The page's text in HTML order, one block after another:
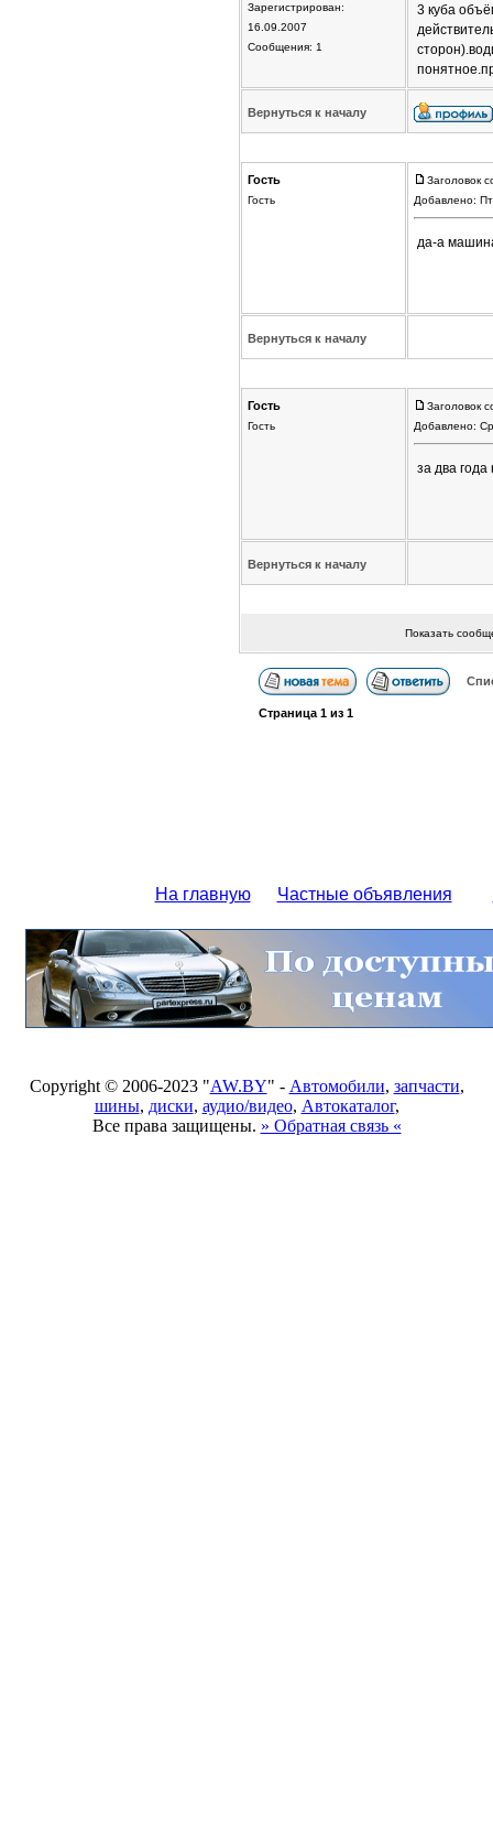
Зарегистрирован:
16.09.2007
Сообщения: 1
3 куба
Вернуться к началу
Гость
Гость
Заголовок
Добавлено:
да-а
Вернуться к началу
Гость
Гость
Заголовок
Добавлено:
за два
Вернуться к началу
Показать
Страница 1из 1
На главную Частные объявления
Copyright © 2006-2023 "AW.BY" - Автомобили, запчасти,
шины, диски, аудио/видео, Автокаталог,
Все права защищены. » Обратная связь «